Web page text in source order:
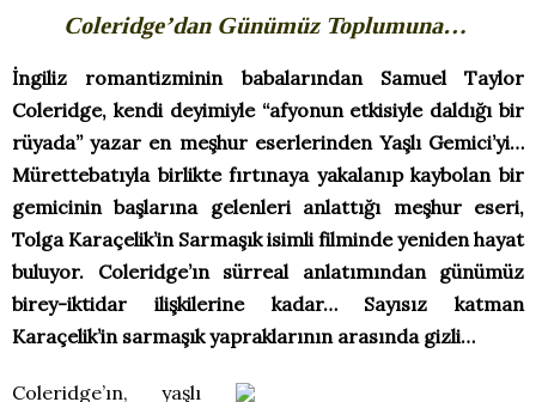
Coleridge’dan Günümüz Toplumuna…
İngiliz romantizminin babalarından Samuel Taylor
Coleridge, kendi deyimiyle “afyonun etkisiyle daldığı bir
rüyada” yazar en meşhur eserlerinden Yaşlı Gemici’yi…
Mürettebatıyla birlikte fırtınaya yakalanıp kaybolan bir
gemicinin başlarına gelenleri anlattığı meşhur eseri,
Tolga Karaçelik’in Sarmaşık isimli filminde yeniden hayat
buluyor. Coleridge’ın sürreal anlatımından günümüz
birey-iktidar ilişkilerine kadar… Sayısız katman
Karaçelik’in sarmaşık yapraklarının arasında gizli…
Coleridge’ın, yaşlı